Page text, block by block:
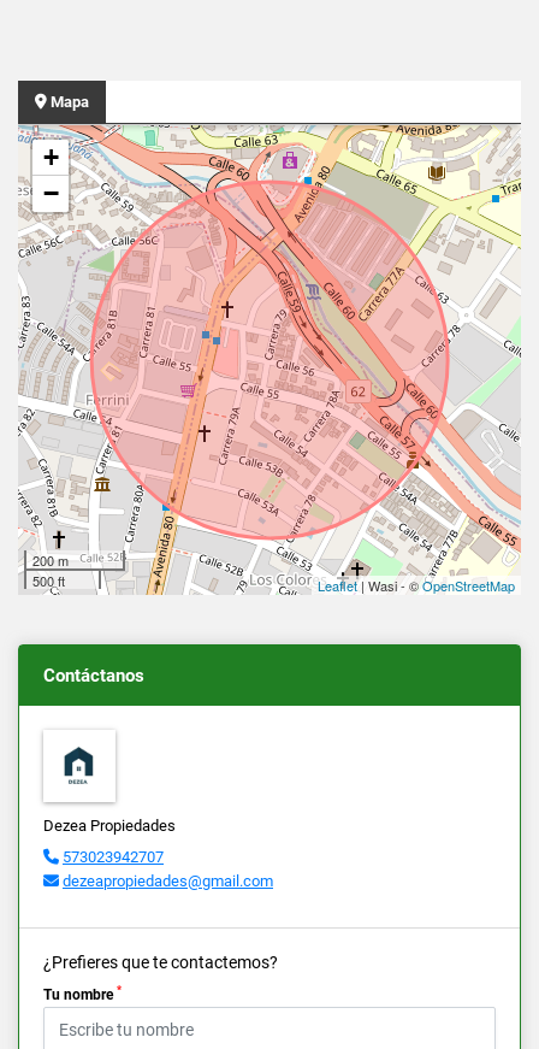
Mapa
+
−
200 m
500 ft
Leaflet| Wasi - ©OpenStreetMap
Contáctanos
Dezea Propiedades
573023942707
dezeapropiedades@gmail.com
¿Prefieres que te contactemos?
Tu nombre *